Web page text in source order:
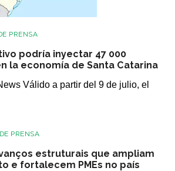
PRENSA
podría inyectar 47 000
la economía de Santa Catarina
Válido a partir del 9 de julio, el
PRENSA
estruturais que ampliam
e fortalecem PMEs no país